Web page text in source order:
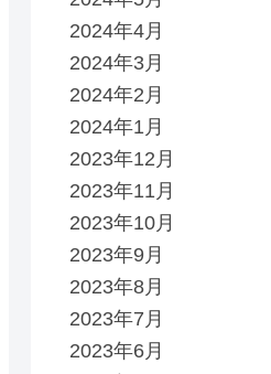
2024年4月
2024年3月
2024年2月
2024年1月
2023年12月
2023年11月
2023年10月
2023年9月
2023年8月
2023年7月
2023年6月